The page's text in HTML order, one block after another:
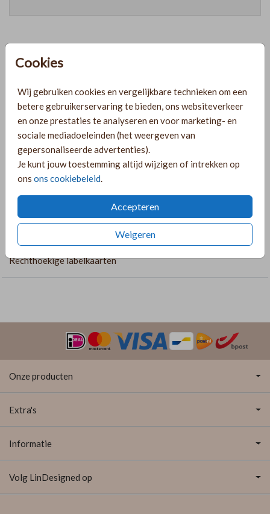
Cookies
Wij gebruiken cookies en vergelijkbare technieken om een
betere gebruikerservaring te bieden, ons websiteverkeer
en onze prestaties te analyseren en voor marketing- en
sociale mediadoeleinden (het weergeven van
gepersonaliseerde advertenties).
Je kunt jouw toestemming altijd wijzigen of intrekken op
ons ons cookiebeleid.
Accepteren
Weigeren
Formaten en prijzen
PRODUCTINFORMATIE
OMSCHRIJVING
Lief tweelingmeisjes geboortekaartje met een foto en een
oudroze achtergrond. De kaart is opgemaakt in een
boogvorm. Je kunt alles zelf naar wens aanpassen en de
COLLECTIE
Rechthoekige labelkaarten
Onze producten
Extra's
Informatie
Volg LinDesigned op